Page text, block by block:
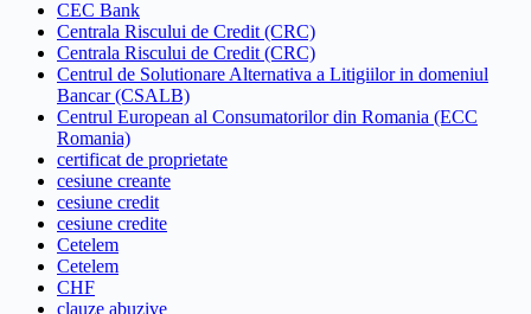
CEC Bank
Centrala Riscului de Credit (CRC)
Centrala Riscului de Credit (CRC)
Centrul de Solutionare Alternativa a Litigiilor in domeniul
Bancar (CSALB)
Centrul European al Consumatorilor din Romania (ECC
Romania)
certificat de proprietate
cesiune creante
cesiune credit
cesiune credite
Cetelem
Cetelem
CHF
clauze abuzive